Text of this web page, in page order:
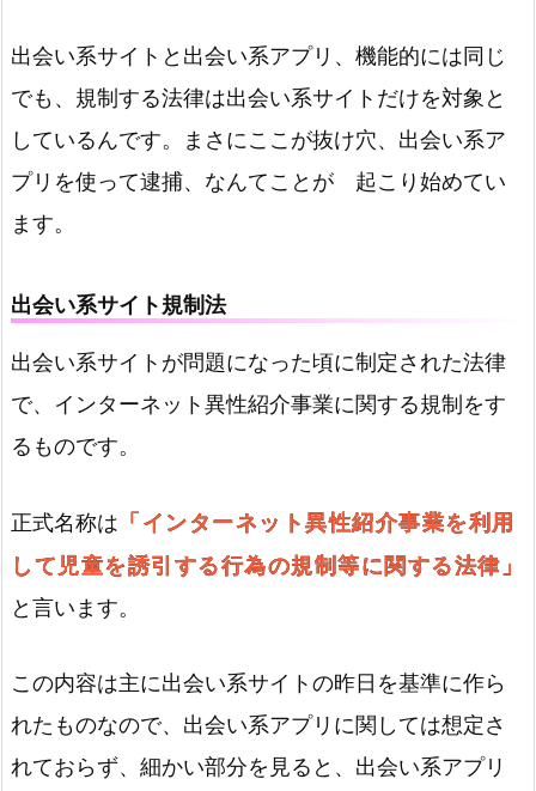
出会い系サイトと出会い系アプリ、機能的には同じ
でも、規制する法律は出会い系サイトだけを対象と
しているんです。まさにここが抜け穴、出会い系ア
プリを使って逮捕、なんてことが 起こり始めてい
ます。
出会い系サイト規制法
出会い系サイトが問題になった頃に制定された法律
で、インターネット異性紹介事業に関する規制をす
るものです。
正式名称は 「インターネット異性紹介事業を利用
して児童を誘引する行為の規制等に関する法律」
と言います。
この内容は主に出会い系サイトの昨日を基準に作ら
れたものなので、出会い系アプリに関しては想定さ
れておらず、細かい部分を見ると、出会い系アプリ